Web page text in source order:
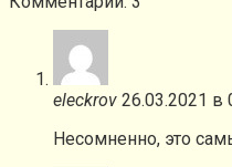
eleckrov 26.03.2021 в
Несомненно, это